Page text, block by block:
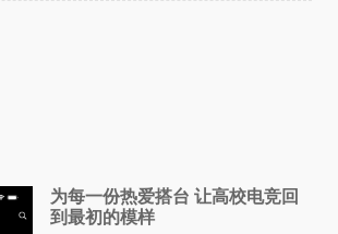
为每一份热爱搭台 让高校电竞回
到最初的模样